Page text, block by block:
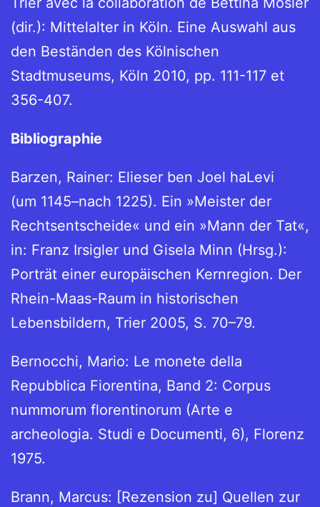
(dir.): Mittelalter in Köln. Eine Auswahl aus
den Beständen des Kölnischen
Stadtmuseums, Köln 2010, pp. 111-117 et
356-407.
Bibliographie
Barzen, Rainer: Elieser ben Joel haLevi
(um 1145–nach 1225). Ein »Meister der
Rechtsentscheide« und ein »Mann der Tat«,
in: Franz Irsigler und Gisela Minn (Hrsg.):
Porträt einer europäischen Kernregion. Der
Rhein-Maas-Raum in historischen
Lebensbildern, Trier 2005, S. 70–79.
Bernocchi, Mario: Le monete della
Repubblica Fiorentina, Band 2: Corpus
nummorum florentinorum (Arte e
archeologia. Studi e Documenti, 6), Florenz
1975.
Brann, Marcus: [Rezension zu] Quellen zur